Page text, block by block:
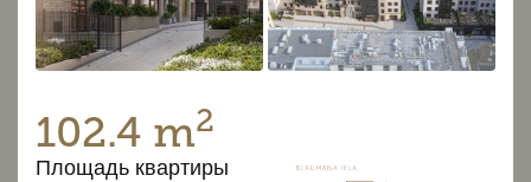
102.4 m2
Площадь квартиры